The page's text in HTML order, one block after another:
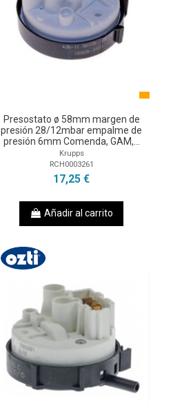
Presostato ø 58mm margen de
presión 28/12mbar empalme de
presión 6mm Comenda, GAM,...
Krupps
RCH0003261
17,25 €
Añadir al carrito